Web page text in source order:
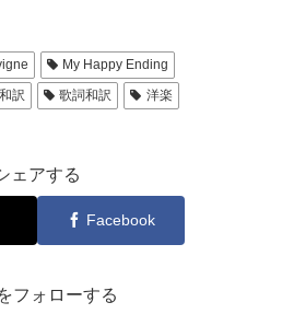
My Happy Ending
和訳 歌詞和訳
洋楽
ェアする
Facebook
フォローする